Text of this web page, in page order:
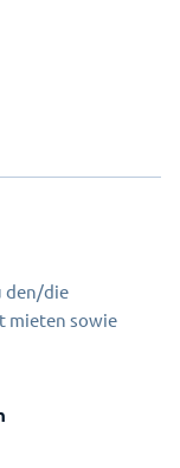
den/die
mieten sowie